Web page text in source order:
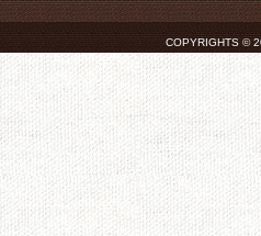
COPYRIGHTS ©